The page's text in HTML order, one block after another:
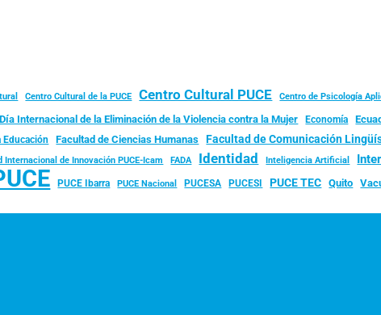
Centro Cultural de la PUCE Centro Cultural PUCE Centro de Psicología
Día Internacional de la Eliminación de la Violencia contra la Mujer Economía
Educación Facultad de Ciencias Humanas Facultad de Comunicación
Internacional de Innovación PUCE-Icam FADA Identidad Inteligencia Artificial
PUCE Ibarra PUCE Nacional PUCESA PUCESI PUCE TEC Quito